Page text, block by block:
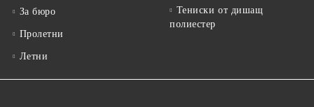
За бюро
Пролетни
Летни
Тениски от дишащ
полиестер